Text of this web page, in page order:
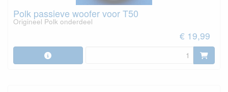
Polk passieve woofer voor T50
Origineel Polk onderdeel
€ 19,99